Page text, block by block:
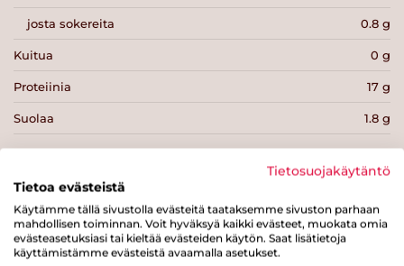
josta sokereita 0.8 g
Kuitua 0 g
Proteiinia 17 g
Suolaa 1.8 g
Tulosta sivu Jaa tuote
Tietosuojakäytäntö
Tietoa evästeistä
Käytämme tällä sivustolla evästeitä taataksemme sivuston parhaan
mahdollisen toiminnan. Voit hyväksyä kaikki evästeet, muokata omia
evästeasetuksiasi tai kieltää evästeiden käytön. Saat lisätietoja
käyttämistämme evästeistä avaamalla asetukset.